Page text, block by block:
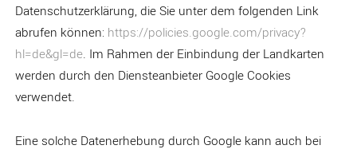
Datenschutzerklärung, die Sie unter dem folgenden Link
abrufen können: https://policies.google.com/privacy?
hl=de&gl=de. Im Rahmen der Einbindung der Landkarten
werden durch den Diensteanbieter Google Cookies
verwendet.
Eine solche Datenerhebung durch Google kann auch bei